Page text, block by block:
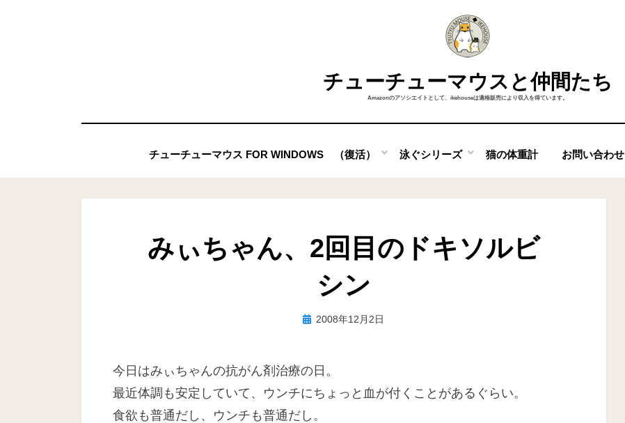
チューチューマウスと仲間たち
Amazonのアソシエイトとして、ikehouseは適格販売により収入を得ています。
チューチューマウス FOR WINDOWS （復活） 泳ぐシリーズ 猫の体重計 お問い合わせ
みぃちゃん、2回目のドキソルビ
シン
投稿者ike
投 2008年12月2日
今日はみぃちゃんの抗がん剤治療の日。
最近体調も安定していて、ウンチにちょっと血が付くことがあるぐらい。
食欲も普通だし、ウンチも普通だし。